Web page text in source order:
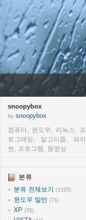
snoopybox
by snoopybox
컴퓨터, 윈도우, 리눅스, 프
로그래밍, 알고리즘, 파이
썬, 프로그램, 동영상
분류
분류
분류 전체보기 (1105)
윈도우 일반 (71)
XP (35)